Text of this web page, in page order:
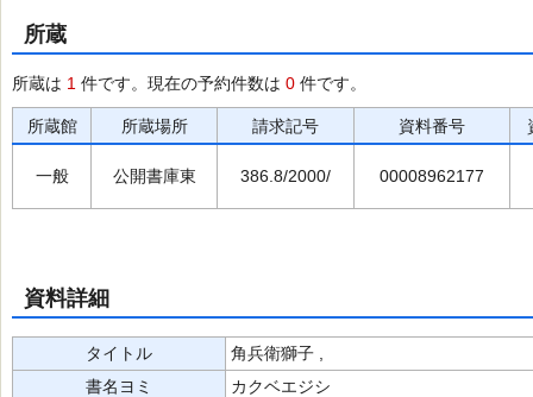
所蔵
所蔵は 1 件です。現在の予約件数は 0 件です。
所蔵館 所蔵場所 請求記号 資料番号
一般 公開書庫東 386.8/2000/ 00008962177
資料詳細
タイトル
角兵衛獅子 ,
書名ヨミ
カクベエジシ